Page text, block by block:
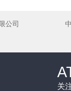
公司
关